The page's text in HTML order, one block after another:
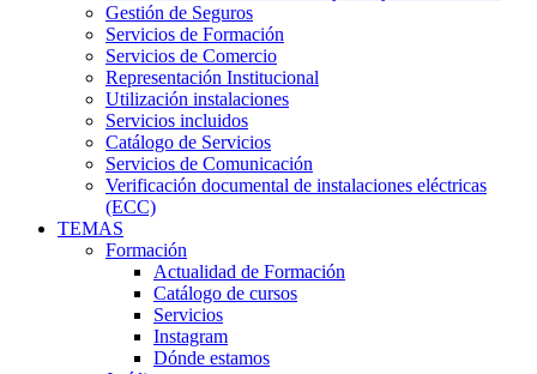
Gestión de Seguros
Servicios de Formación
Servicios de Comercio
Representación Institucional
Utilización instalaciones
Servicios incluidos
Catálogo de Servicios
Servicios de Comunicación
Verificación documental de instalaciones eléctricas
(ECC)
TEMAS
Formación
Actualidad de Formación
Catálogo de cursos
Servicios
Instagram
Dónde estamos